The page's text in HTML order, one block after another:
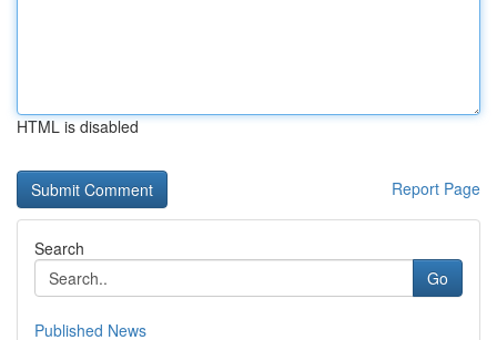
HTML is disabled
Report Page
Search
Go
Published News